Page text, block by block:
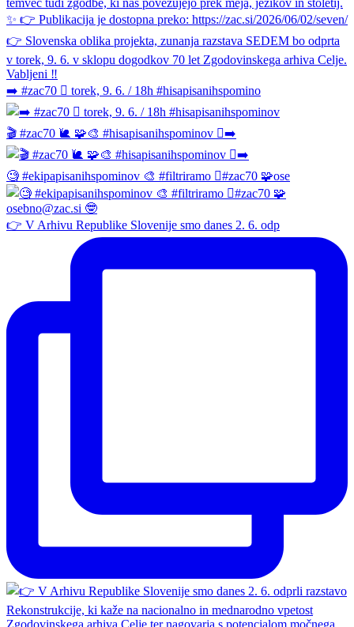
➡️ #zac70 🫆 torek, 9. 6. / 18h #hisapisanihspomino
🎬 #zac70 🐌 🧩🎨 #hisapisanihspominov 🫆➡️
🧐 #ekipapisanihspominov 🎨 #filtriramo 🫆#zac70 🧩ose
👉 V Arhivu Republike Slovenije smo danes 2. 6. odp